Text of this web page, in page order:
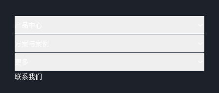
下载体验
联系我们